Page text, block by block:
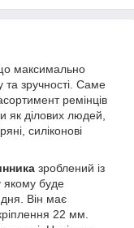
максимально
та зручності. Саме
ремінців
як ділових людей,
силіконові
зроблений із
якому буде
Він має
22 мм.